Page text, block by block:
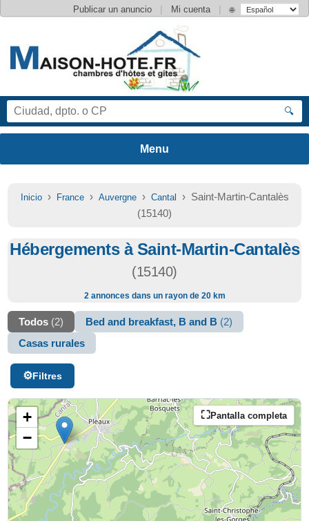
Publicar un anuncio | Mi cuenta | 🌐
🔍
Inicio› France› Auvergne› Cantal
› Saint-Martin-Cantalès
(15140)
Hébergements à Saint-Martin-Cantalès
(15140)
2 annonces dans un rayon de 20 km
Todos (2) Bed and breakfast, B and B (2)
Casas rurales
Filtres
Pantalla completa
+
−